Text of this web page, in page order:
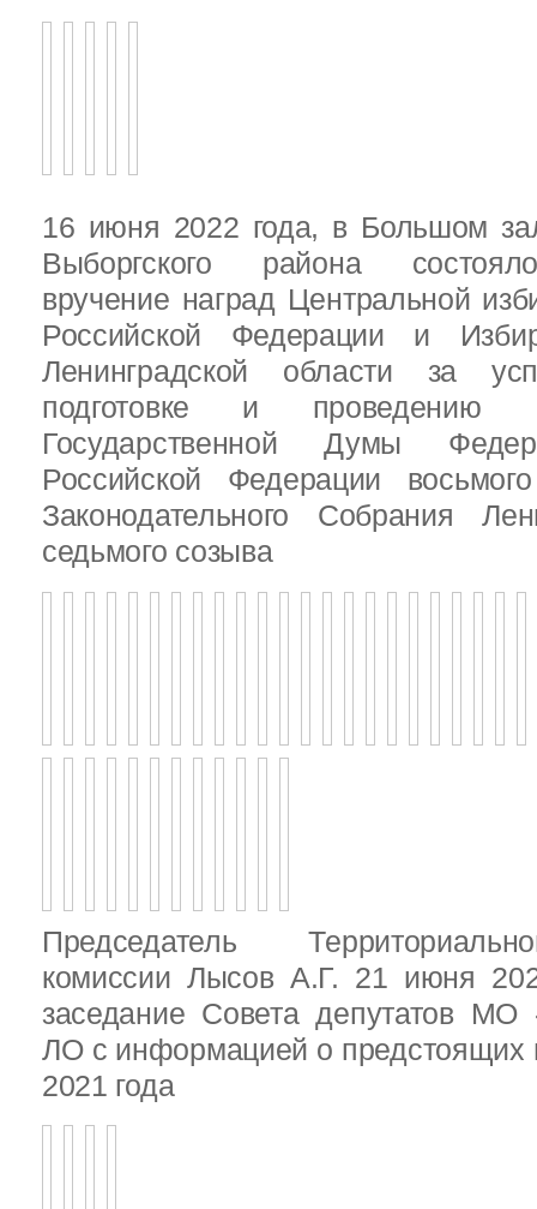
16 июня 2022 года, в Большом
Выборгского района
вручение наград Центральной
Российской Федерации и
Ленинградской области за
подготовке и проведению
Государственной Думы
Российской Федерации
Законодательного Собрания
седьмого созыва
Председатель
комиссии Лысов А.Г. 21 июня
заседание Совета депутатов МО
ЛО с информацией о предстоящих
2021 года